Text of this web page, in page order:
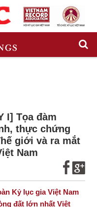
I] Tọa đàm
thực chứng
giới và ra mắt
Nam
Kỷ lục gia Việt Nam
đất lớn nhất Việt